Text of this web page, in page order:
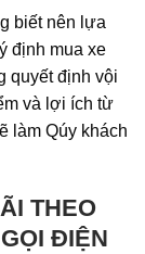
biết nên lựa
định mua xe
quyết định vội
và lợi ích từ
làm Qúy khách
THEO
ĐIỆN